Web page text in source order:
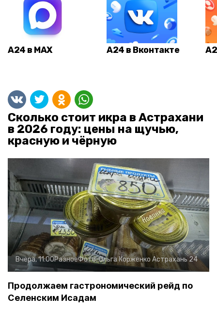
А24 в MAX А24 в Вконтакте
Сколько стоит икра в Астрахани
в 2026 году: цены на щучью,
красную и чёрную
Вчера, 11:00РазноеФото:Ольга Корженко Астрахань 24
Продолжаем гастрономический рейд по
Селенским Исадам